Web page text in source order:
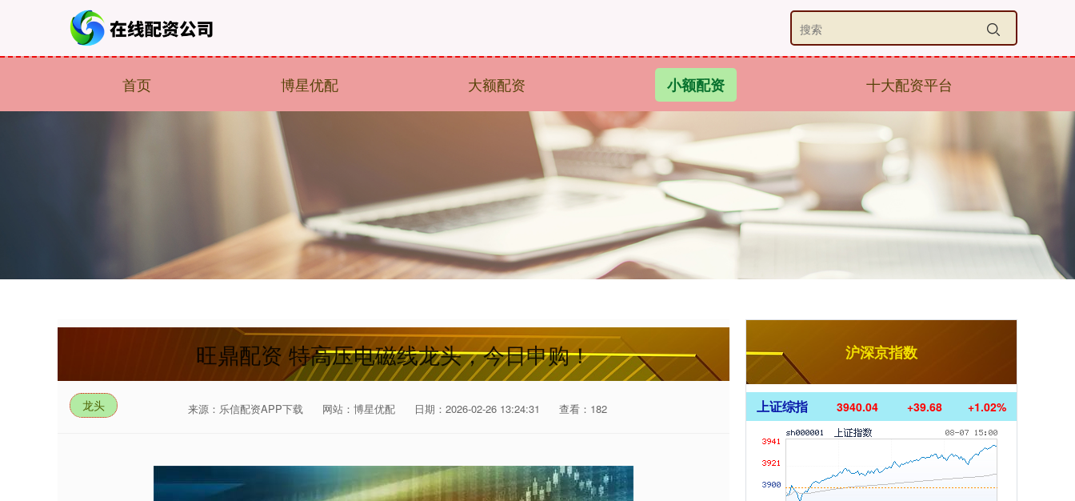
首页 博星优配 大额配资 小额配资 十大配资平台
旺鼎配资 特高压电磁线龙头，今日申购！
龙头 来源：乐信配资APP下载 网站：博星优配 日期：2026-02-26 13:24:31 查看：182
沪深京指数
上证综指 3940.04 +39.68 +1.02%